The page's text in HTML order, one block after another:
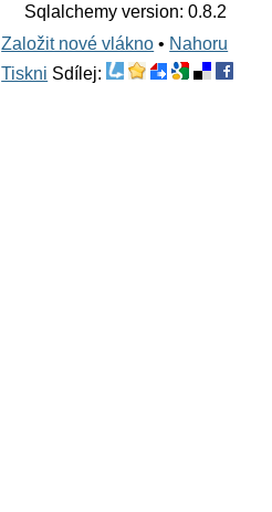
Sqlalchemy version: 0.8.2
Založit nové vlákno • Nahoru
Tiskni Sdílej: